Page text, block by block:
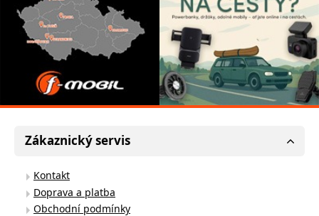
Zákaznický servis
Kontakt
Doprava a platba
Obchodní podmínky